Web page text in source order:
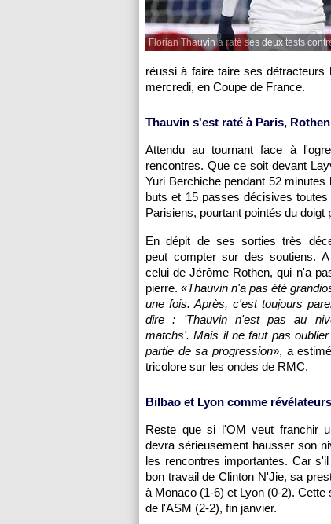
Florian Thauvin a raté ses deux tests
réussi à faire taire ses détracteurs
mercredi, en Coupe de France.
Thauvin s'est raté à Paris,
Attendu au tournant face à
rencontres. Que ce soit devant
Yuri Berchiche pendant 52
buts et 15 passes décisives
Parisiens, pourtant pointés du
En dépit de ses sorties très
peut compter sur des soutiens.
celui de Jérôme Rothen, qui n'a
pierre. «Thauvin n'a pas été
une fois. Après, c'est toujours
dire : 'Thauvin n'est pas au
matchs'. Mais il ne faut pas
partie de sa progression», a
tricolore sur les ondes de RMC.
Bilbao et Lyon comme révélateurs
Reste que si l'OM veut franchir
devra sérieusement hausser son
les rencontres importantes. Car
bon travail de Clinton N'Jie, sa
à Monaco (1-6) et Lyon (0-2).
de l'ASM (2-2), fin janvier.